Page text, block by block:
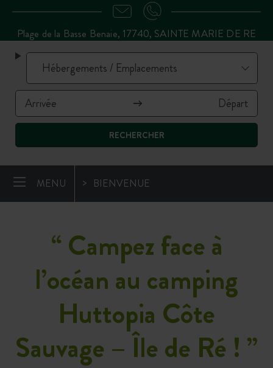
RECHERCHER
Plage de la Basse Benaie, 17740, SAINTE MARIE DE RE
MENU BIENVENUE
“ Campez face à
l’océan au camping
Huttopia Côte
Sauvage – Île de Ré ! ”